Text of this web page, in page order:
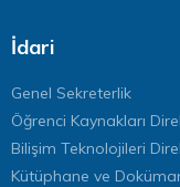
İdari
Genel Sekreterlik
Öğrenci Kaynakları
Bilişim Teknolojileri
Kütüphane ve